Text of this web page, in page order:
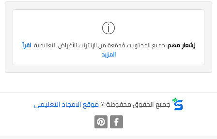
ⓘ
إشعار مهم:جميع المحتويات مُجمّعة من الإنترنت للأغراض التعليمية.اقرأ
المزيد
جميع الحقوق محفوظة ©موقع الامجاد التعليمي